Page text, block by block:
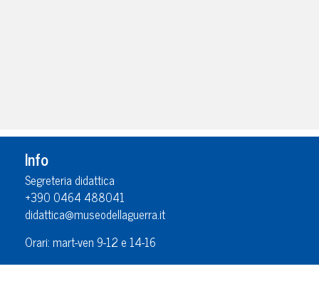
Info
Segreteria didattica
+390 0464 488041
didattica@museodellaguerra.it
Orari: mart-ven 9-12 e 14-16